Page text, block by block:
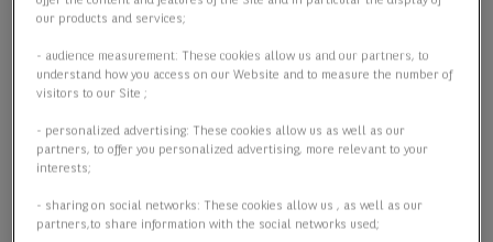
our products and services;
- audience measurement: These cookies allow us and our partners, to
understand how you access on our Website and to measure the number of
visitors to our Site ;
- personalized advertising: These cookies allow us as well as our
partners, to offer you personalized advertising, more relevant to your
interests;
- sharing on social networks: These cookies allow us , as well as our
partners,to share information with the social networks used;